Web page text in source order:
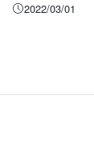
2022/03/01